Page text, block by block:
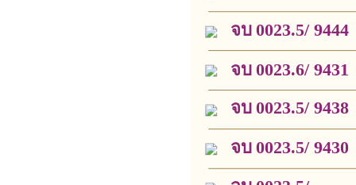
จบ 0023.5/ 9444
จบ 0023.6/ 9431
จบ 0023.5/ 9438
จบ 0023.5/ 9430